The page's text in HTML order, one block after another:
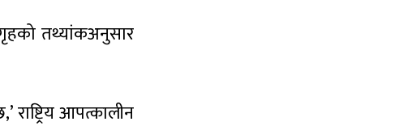
गृहको तथ्यांकअनुसार
आपत्कालीन